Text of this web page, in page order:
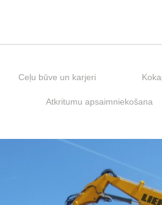
Ceļu būve un karjeri
Atkritumu apsaimniekošana